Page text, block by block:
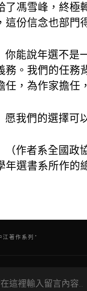
了馮雪峰，終極
這份信念也部門
你能說年選不是
務。我們的任務
任，為作家擔任
愿我們的選擇可
（作者系全國
年選書系所作的
著作系列”